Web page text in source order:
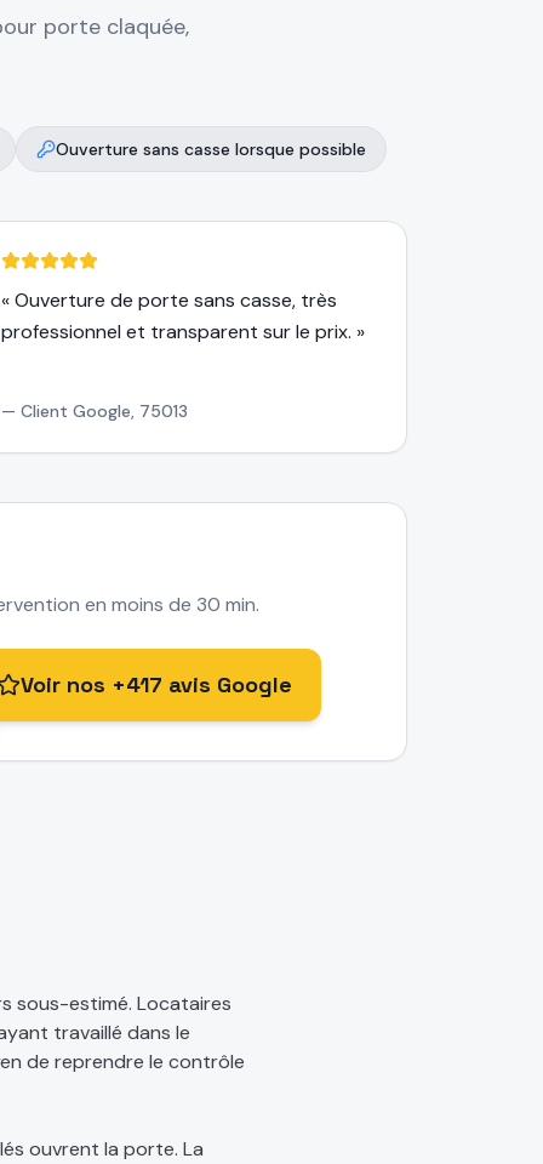
porte claquée,
Ouverture sans casse lorsque possible
«Ouverture de porte sans casse, très
professionnel et transparent sur le prix. »
— Client Google, 75013
en moins de 30 min.
Voir nos +417 avis Google
sous-estimé. Locataires
travaillé dans le
de reprendre le contrôle
ouvrent la porte. La